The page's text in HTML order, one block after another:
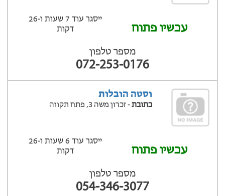
עכשיו פתוח
ייסגר עוד 7 שעות ‫ו-26
דקות
מספר טלפון
072-253-0176
וסטה הובלות
כתובת- זכרון משה 3, פתח תקווה
עכשיו פתוח
ייסגר עוד 6 שעות ‫ו-26
דקות
מספר טלפון
054-346-3077